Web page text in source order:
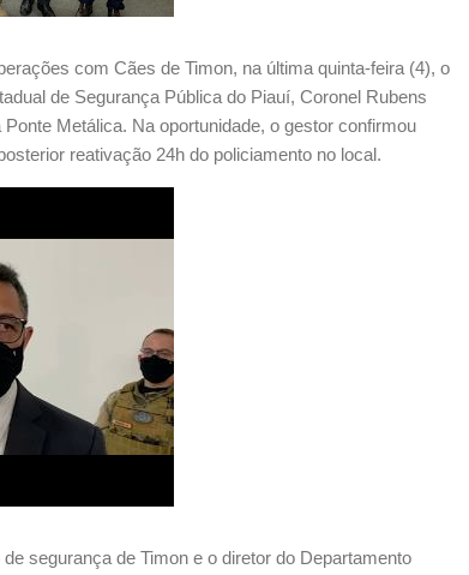
com Cães de Timon, na última quinta-feira (4), o
de Segurança Pública do Piauí, Coronel Rubens
Metálica. Na oportunidade, o gestor confirmou
reativação 24h do policiamento no local.
segurança de Timon e o diretor do Departamento